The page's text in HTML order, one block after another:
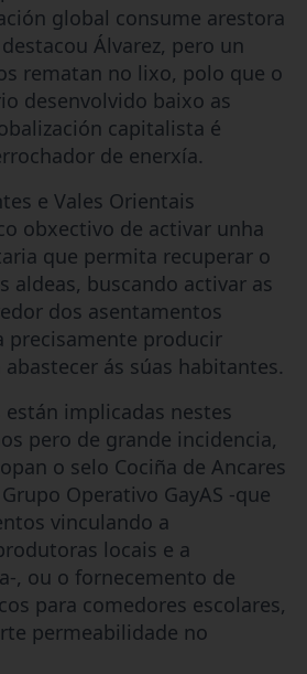
global consume arestora
Álvarez, pero un
rematan no lixo, polo que o
desenvolvido baixo as
capitalista é
de enerxía.
e Vales Orientais
obxectivo de activar unha
que permita recuperar o
aldeas, buscando activar as
dos asentamentos
precisamente producir
ás súas habitantes.
están implicadas nestes
pero de grande incidencia,
o selo Cociña de Ancares
Operativo GayAS -que
vinculando a
locais e a
, ou o fornecemento de
para comedores escolares,
permeabilidade no